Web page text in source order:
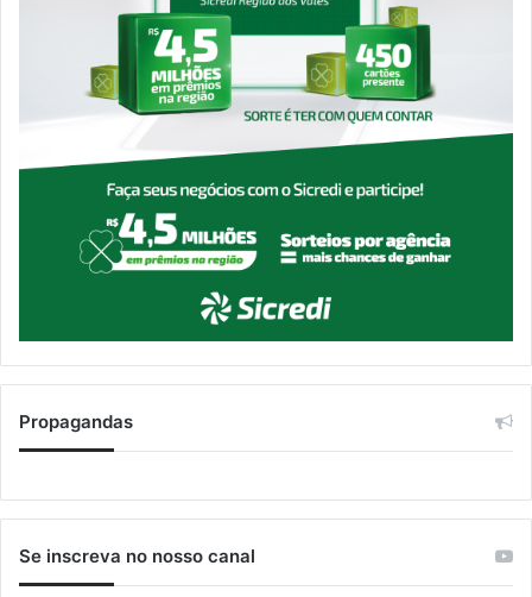
Propagandas
Se inscreva no nosso canal